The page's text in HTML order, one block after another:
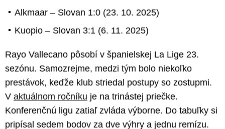
Alkmaar – Slovan 1:0 (23. 10. 2025)
Kuopio – Slovan 3:1 (6. 11. 2025)
Rayo Vallecano pôsobí v španielskej La Lige 23.
sezónu. Samozrejme, medzi tým bolo niekoľko
prestávok, keďže klub striedal postupy so zostupmi.
V aktuálnom ročníku je na trinástej priečke.
Konferenčnú ligu zatiaľ zvláda výborne. Do tabuľky si
pripísal sedem bodov za dve výhry a jednu remízu.